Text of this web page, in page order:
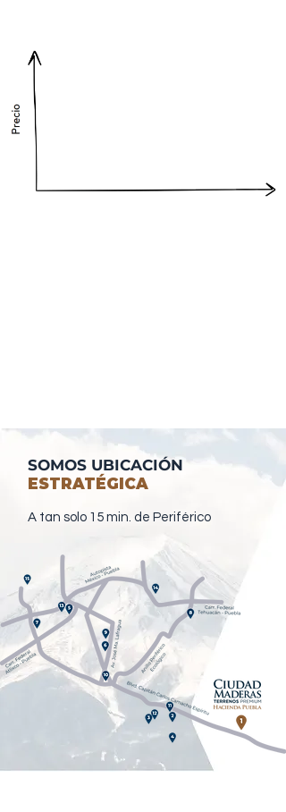
SOMOS UBICACIÓN
ESTRATÉGICA
A tan solo 15 min. de Periférico